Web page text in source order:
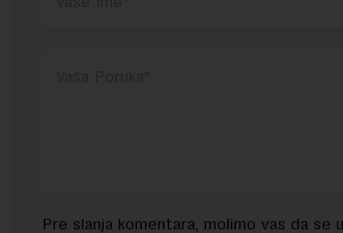
Pre slanja komentara, molimo vas da se